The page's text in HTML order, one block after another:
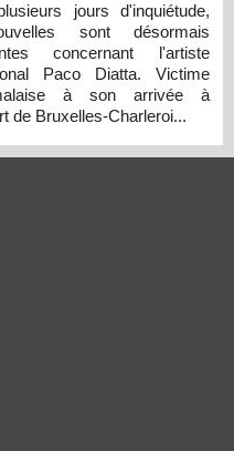
jours d'inquiétude,
sont désormais
concernant l'artiste
Paco Diatta. Victime
à son arrivée à
de Bruxelles-Charleroi...